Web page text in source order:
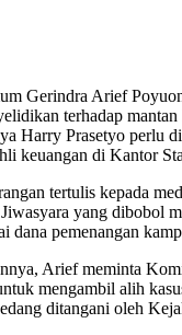
Gerindra Arief
terhadap
Harry Prasetyo perlu
keuangan di Kantor
tertulis kepada
Jiwasyara yang dibobol
dana pemenangan
Arief meminta
mengambil alih
ditangani oleh